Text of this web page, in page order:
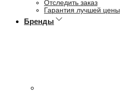
Отследить заказ
Гарантия лучшей цены
Бренды